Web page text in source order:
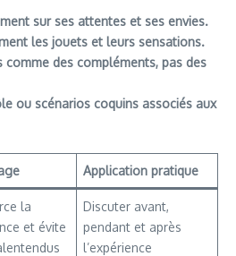
sur ses attentes et ses envies.
les jouets et leurs sensations.
comme des compléments, pas des
ou scénarios coquins associés aux
Application pratique
la
et évite
Discuter avant,
pendant et après
l’expérience